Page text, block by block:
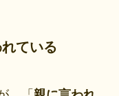
ている